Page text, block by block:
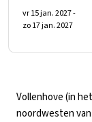
vr 15 jan. 2027 -
zo 17 jan. 2027
Vollenhove (in
noordwesten